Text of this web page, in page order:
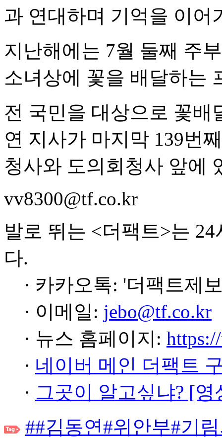
과 연대하며 기억을 이어
지난해에는 7월 둘째 주
소녀상에 꽃을 배달하는
전 국민을 대상으로 꽃배
연 지사가 마지막 139번
청사와 도의회청사 앞에
vv8300@tf.co.kr
발로 뛰는 <더팩트>는
다.
· 카카오톡: '더팩트제
· 이메일: jebo@tf.co.kr
· 뉴스 홈페이지:
· 네이버 메인 더팩트
· 그곳이 알고싶냐? [
##김동연#위안부#기